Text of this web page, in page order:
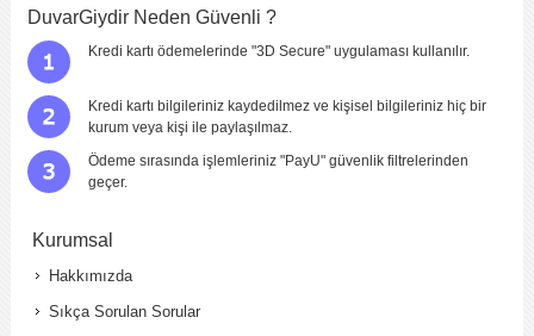
DuvarGiydir Neden Güvenli ?
Kredi kartı ödemelerinde "3D Secure" uygulaması kullanılır.
Kredi kartı bilgileriniz kaydedilmez ve kişisel bilgileriniz hiç bir
kurum veya kişi ile paylaşılmaz.
Ödeme sırasında işlemleriniz "PayU" güvenlik filtrelerinden
geçer.
Kurumsal
Hakkımızda
Sıkça Sorulan Sorular